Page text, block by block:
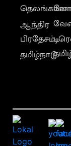
தெலங்கானா
ஆந்திர
பிரதேசம்
தமிழ்நாடு